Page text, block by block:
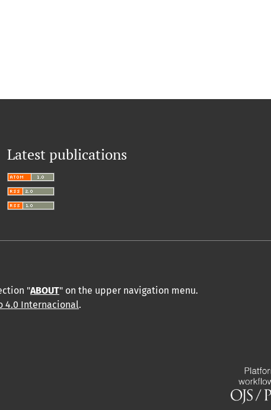
Latest publications
"ABOUT" on the upper navigation menu.
4.0 Internacional.